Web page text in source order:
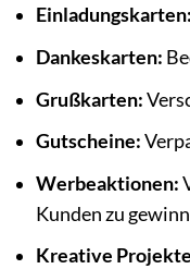
Einladungskarten:
Dankeskarten:
Grußkarten:
Gutscheine:
Werbeaktionen:
Kunden zu
Kreative